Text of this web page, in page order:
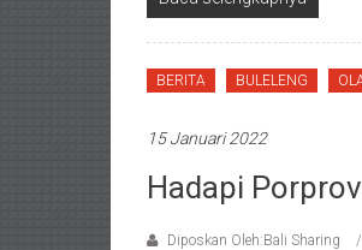
BERITA BULELENG
15 Januari 2022
Hadapi
Diposkan Oleh:Bali Sharing